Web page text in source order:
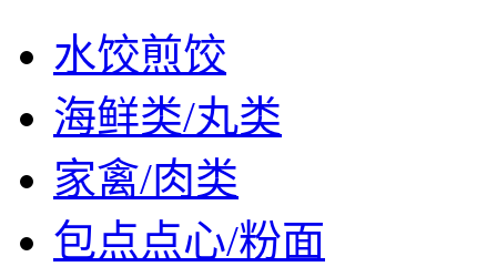
水饺煎饺
海鲜类/丸类
家禽/肉类
包点点心/粉面